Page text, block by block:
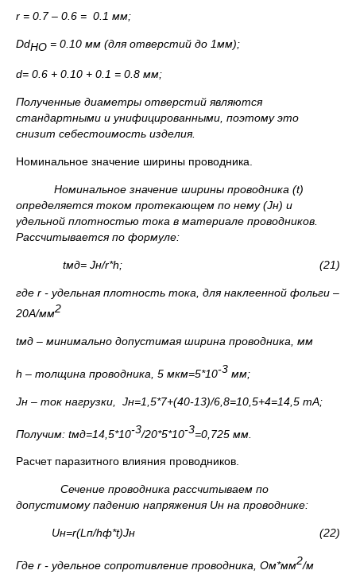
r = 0.7 – 0.6 = 0.1 мм;
DdНО = 0.10 мм (для отверстий до 1мм);
d= 0.6 + 0.10 + 0.1 = 0.8 мм;
Полученные диаметры отверстий являются
стандартными и унифицированными, поэтому это
снизит себестоимость изделия.
Номинальное значение ширины проводника.
Номинальное значение ширины проводника (t)
определяется током протекающем по нему (Jн) и
удельной плотностью тока в материале проводников.
Рассчитывается по формуле:
tмд= Jн/r*h; (21)
где r - удельная плотность тока, для наклеенной фольги –
20А/мм2
tмд – минимально допустимая ширина проводника, мм
h – толщина проводника, 5 мкм=5*10-3 мм;
Jн – ток нагрузки, Jн=1,5*7+(40-13)/6,8=10,5+4=14,5 mA;
Получим: tмд=14,5*10-3/20*5*10-3=0,725 мм.
Расчет паразитного влияния проводников.
Сечение проводника рассчитываем по
допустимому падению напряжения Uн на проводнике:
Uн=r(Lп/hф*t)Jн (22)
Где r - удельное сопротивление проводника, Ом*мм2/м